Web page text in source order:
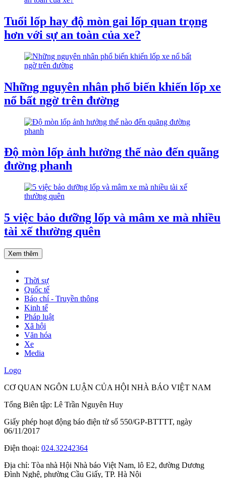
Tuổi lốp hay độ mòn gai lốp quan trọng
hơn với sự an toàn của xe?
Những nguyên nhân phổ biến khiến lốp xe
nổ bất ngờ trên đường
Độ mòn lốp ảnh hưởng thế nào đến quãng
đường phanh
5 việc bảo dưỡng lốp và mâm xe mà nhiều
tài xế thường quên
Xem thêm
Thời sự
Quốc tế
Báo chí - Truyền thông
Kinh tế
Pháp luật
Xã hội
Văn hóa
Xe
Media
Logo
CƠ QUAN NGÔN LUẬN CỦA HỘI NHÀ BÁO VIỆT NAM
Tổng Biên tập: Lê Trần Nguyên Huy
Giấy phép hoạt động báo điện tử số 550/GP-BTTTT, ngày
06/11/2017
Điện thoại: 024.32242364
Địa chỉ: Tòa nhà Hội Nhà báo Việt Nam, lô E2, đường Dương
Đình Nghệ, phường Cầu Giấy, TP. Hà Nội